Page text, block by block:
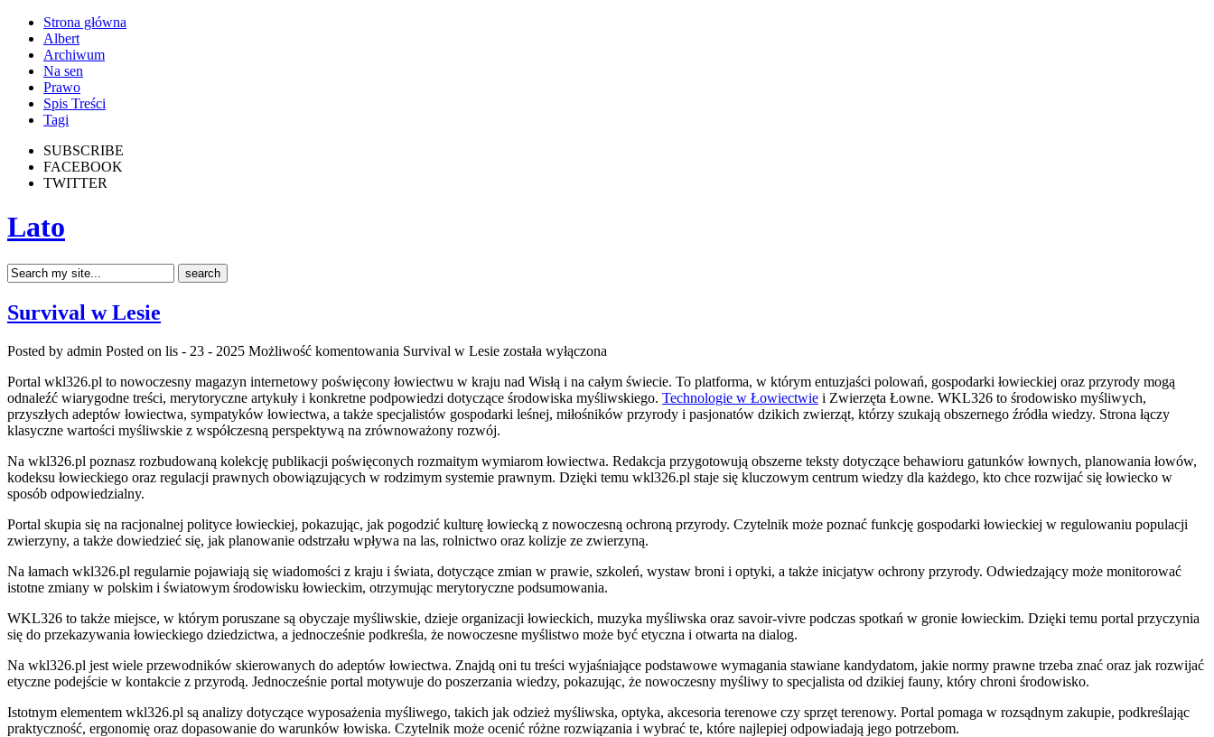
Strona główna
Albert
Archiwum
Na sen
Prawo
Spis Treści
Tagi
SUBSCRIBE
FACEBOOK
TWITTER
Lato
Survival w Lesie
Posted by admin Posted on lis - 23 - 2025 Możliwość komentowania Survival w Lesie została wyłączona
Portal wkl326.pl to nowoczesny magazyn internetowy poświęcony łowiectwu w kraju nad Wisłą i na całym świecie. To platforma, w którym entuzjaści polowań, gospodarki łowieckiej oraz przyrody mogą
odnaleźć wiarygodne treści, merytoryczne artykuły i konkretne podpowiedzi dotyczące środowiska myśliwskiego. Technologie w Łowiectwie i Zwierzęta Łowne. WKL326 to środowisko myśliwych,
przyszłych adeptów łowiectwa, sympatyków łowiectwa, a także specjalistów gospodarki leśnej, miłośników przyrody i pasjonatów dzikich zwierząt, którzy szukają obszernego źródła wiedzy. Strona łączy
klasyczne wartości myśliwskie z współczesną perspektywą na zrównoważony rozwój.
Na wkl326.pl poznasz rozbudowaną kolekcję publikacji poświęconych rozmaitym wymiarom łowiectwa. Redakcja przygotowują obszerne teksty dotyczące behawioru gatunków łownych, planowania łowów,
kodeksu łowieckiego oraz regulacji prawnych obowiązujących w rodzimym systemie prawnym. Dzięki temu wkl326.pl staje się kluczowym centrum wiedzy dla każdego, kto chce rozwijać się łowiecko w
sposób odpowiedzialny.
Portal skupia się na racjonalnej polityce łowieckiej, pokazując, jak pogodzić kulturę łowiecką z nowoczesną ochroną przyrody. Czytelnik może poznać funkcję gospodarki łowieckiej w regulowaniu populacji
zwierzyny, a także dowiedzieć się, jak planowanie odstrzału wpływa na las, rolnictwo oraz kolizje ze zwierzyną.
Na łamach wkl326.pl regularnie pojawiają się wiadomości z kraju i świata, dotyczące zmian w prawie, szkoleń, wystaw broni i optyki, a także inicjatyw ochrony przyrody. Odwiedzający może monitorować
istotne zmiany w polskim i światowym środowisku łowieckim, otrzymując merytoryczne podsumowania.
WKL326 to także miejsce, w którym poruszane są obyczaje myśliwskie, dzieje organizacji łowieckich, muzyka myśliwska oraz savoir-vivre podczas spotkań w gronie łowieckim. Dzięki temu portal przyczynia
się do przekazywania łowieckiego dziedzictwa, a jednocześnie podkreśla, że nowoczesne myślistwo może być etyczna i otwarta na dialog.
Na wkl326.pl jest wiele przewodników skierowanych do adeptów łowiectwa. Znajdą oni tu treści wyjaśniające podstawowe wymagania stawiane kandydatom, jakie normy prawne trzeba znać oraz jak rozwijać
etyczne podejście w kontakcie z przyrodą. Jednocześnie portal motywuje do poszerzania wiedzy, pokazując, że nowoczesny myśliwy to specjalista od dzikiej fauny, który chroni środowisko.
Istotnym elementem wkl326.pl są analizy dotyczące wyposażenia myśliwego, takich jak odzież myśliwska, optyka, akcesoria terenowe czy sprzęt terenowy. Portal pomaga w rozsądnym zakupie, podkreślając
praktyczność, ergonomię oraz dopasowanie do warunków łowiska. Czytelnik może ocenić różne rozwiązania i wybrać te, które najlepiej odpowiadają jego potrzebom.